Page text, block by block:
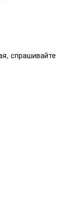
спрашивайте